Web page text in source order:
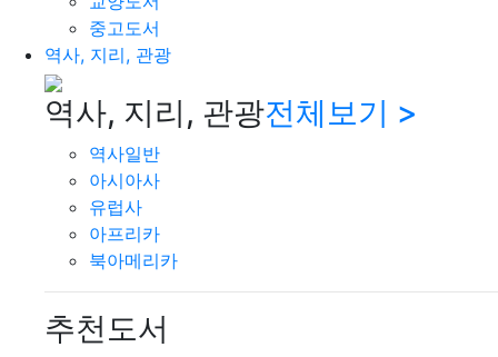
중고도서
역사, 지리, 관광
역사, 지리, 관광전체보기 >
역사일반
아시아사
유럽사
아프리카
북아메리카
추천도서